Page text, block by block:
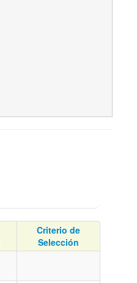
Criterio de
Selección